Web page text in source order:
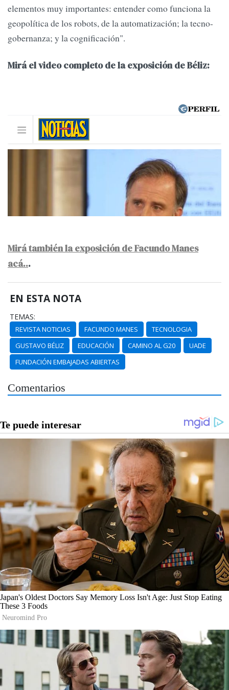
elementos muy importantes: entender como funciona la
geopolítica de los robots, de la automatización; la tecno-
gobernanza; y la cognificación".
Mirá el video completo de la exposición de Béliz:
Mirá también la exposición de Facundo Manes
acá...
EN ESTA NOTA
TEMAS:
REVISTA NOTICIAS FACUNDO MANES
TECNOLOGIA
GUSTAVO BÉLIZ
EDUCACIÓN CAMINO AL G20
UADE
FUNDACIÓN EMBAJADAS ABIERTAS
Comentarios